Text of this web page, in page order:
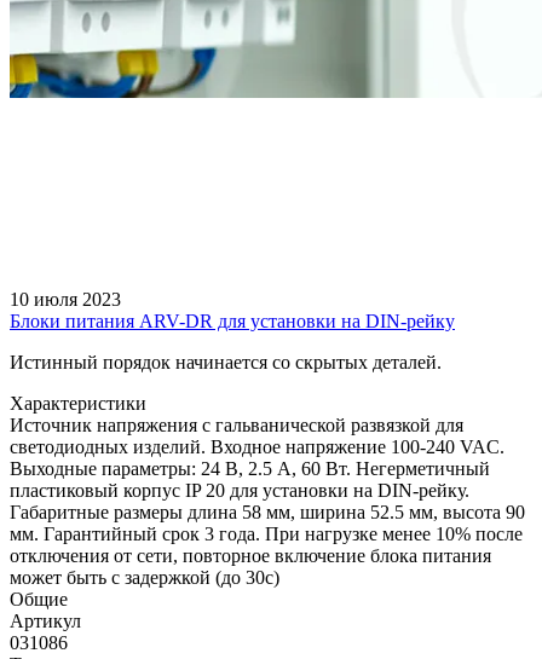
10 июля 2023
Блоки питания ARV-DR для установки на DIN-рейку
Истинный порядок начинается со скрытых деталей.
Характеристики
Источник напряжения с гальванической развязкой для
светодиодных изделий. Входное напряжение 100-240 VAC.
Выходные параметры: 24 В, 2.5 А, 60 Вт. Негерметичный
пластиковый корпус IP 20 для установки на DIN-рейку.
Габаритные размеры длина 58 мм, ширина 52.5 мм, высота 90
мм. Гарантийный срок 3 года. При нагрузке менее 10% после
отключения от сети, повторное включение блока питания
может быть с задержкой (до 30с)
Общие
Артикул
031086